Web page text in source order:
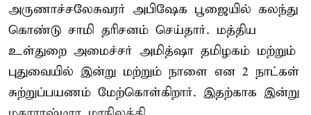
அருணாச்சலேசுவரர் அபிஷேக பூஜையில் கலந்து
கொண்டு சாமி தரிசனம் செய்தார். மத்திய
உள்துறை அமைச்சர் அமித்ஷா தமிழகம் மற்றும்
புதுவையில் இன்று மற்றும் நாளை என 2 நாட்கள்
சுற்றுப்பயணம் மேற்கொள்கிறார். இதற்காக இன்று